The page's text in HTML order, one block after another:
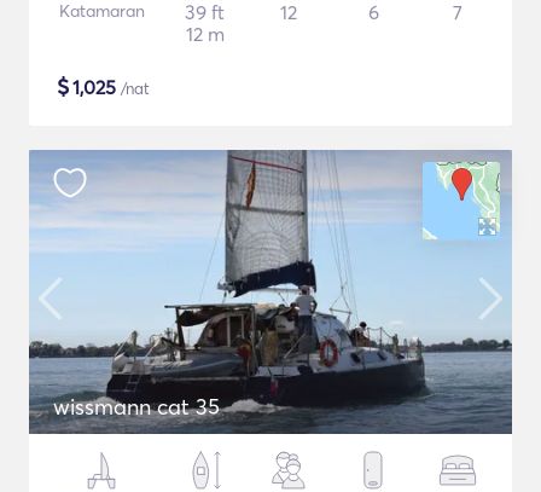
Katamaran
39 ft
12 m
12 6 7
$1,025 /nat
wissmann cat 35